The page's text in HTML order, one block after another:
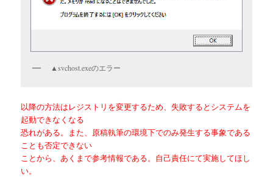
▲svchost.exeのエラー
以降の方法はレジストリを変更するため、失敗するとシステムを
起動できなくなる
恐れがある。また、原稿執筆の環境下でのみ発生する事象である
ことも否定できない
ことから、あくまで参考情報である。自己責任にて実施してほし
い。